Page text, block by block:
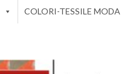
COLORI-TESSILE MODA